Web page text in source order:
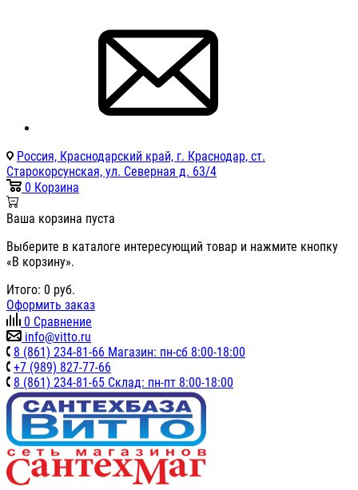
Россия, Краснодарский край, г. Краснодар, ст.
Старокорсунская, ул. Северная д. 63/4
0 Корзина
Ваша корзина пуста
Выберите в каталоге интересующий товар и нажмите кнопку
«В корзину».
Итого: 0 руб.
Оформить заказ
0 Сравнение
info@vitto.ru
8 (861) 234-81-66 Магазин: пн-сб 8:00-18:00
+7 (989) 827-77-66
8 (861) 234-81-65 Склад: пн-пт 8:00-18:00